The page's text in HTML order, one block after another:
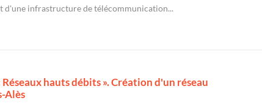
d'une infrastructure de télécommunication...
hauts débits ». Création d'un réseau
Alès